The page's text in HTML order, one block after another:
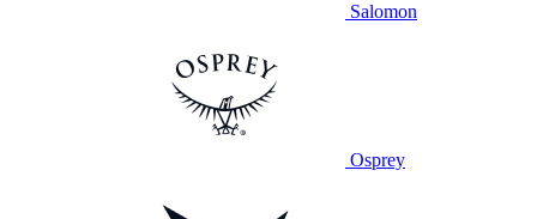
Salomon
Osprey